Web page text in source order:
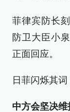
菲律宾防长
防卫大臣小
正面回应。
日菲闪烁其
中方会坚决维